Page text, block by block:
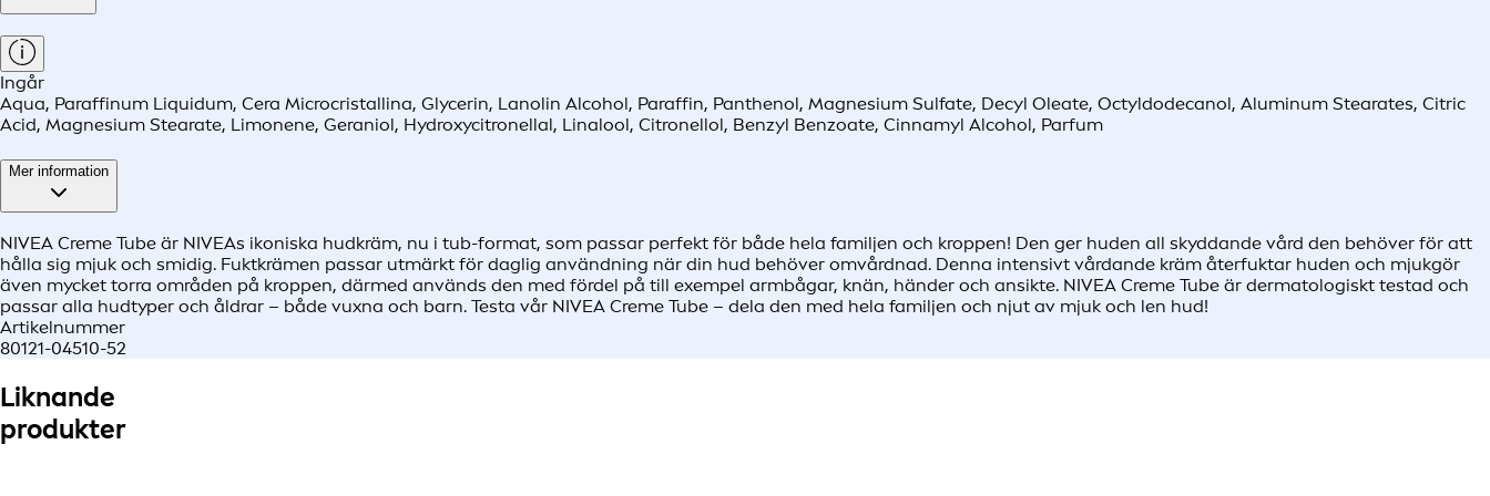
Ingår
Aqua, Paraffinum Liquidum, Cera Microcristallina, Glycerin, Lanolin Alcohol, Paraffin, Panthenol, Magnesium Sulfate, Decyl Oleate, Octyldodecanol, Aluminum Stearates, Citric
Acid, Magnesium Stearate, Limonene, Geraniol, Hydroxycitronellal, Linalool, Citronellol, Benzyl Benzoate, Cinnamyl Alcohol, Parfum
Mer information
NIVEA Creme Tube är NIVEAs ikoniska hudkräm, nu i tub-format, som passar perfekt för både hela familjen och kroppen! Den ger huden all skyddande vård den behöver för att
hålla sig mjuk och smidig. Fuktkrämen passar utmärkt för daglig användning när din hud behöver omvårdnad. Denna intensivt vårdande kräm återfuktar huden och mjukgör
även mycket torra områden på kroppen, därmed används den med fördel på till exempel armbågar, knän, händer och ansikte. NIVEA Creme Tube är dermatologiskt testad och
passar alla hudtyper och åldrar – både vuxna och barn. Testa vår NIVEA Creme Tube – dela den med hela familjen och njut av mjuk och len hud!
Artikelnummer
80121-04510-52
Liknande
produkter